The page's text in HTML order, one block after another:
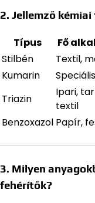
2. Jellemző
Típus Fő
Stilbén
Textil,
Kumarin
Triazin
Ipari,
textil
Benzoxazol Papír,
3. Milyen
fehérítők?